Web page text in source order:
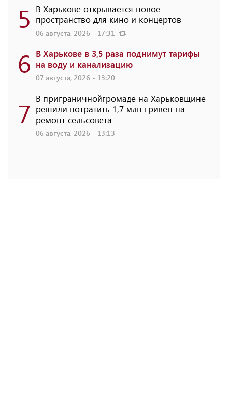
5 В Харькове открывается новое
пространство для кино и концертов
06 августа, 2026 - 17:31
6 В Харькове в 3,5 раза поднимут тарифы
на воду и канализацию
07 августа, 2026 - 13:20
7 В приграничнойгромаде на Харьковщине
решили потратить 1,7 млн ​​гривен на
ремонт сельсовета
06 августа, 2026 - 13:13